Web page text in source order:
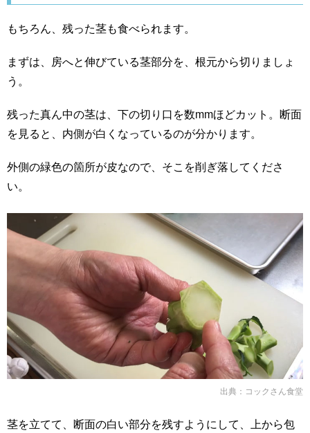
もちろん、残った茎も食べられます。
まずは、房へと伸びている茎部分を、根元から切りましょ
う。
残った真ん中の茎は、下の切り口を数mmほどカット。断面
を見ると、内側が白くなっているのが分かります。
外側の緑色の箇所が皮なので、そこを削ぎ落してくださ
い。
出典： コックさん食堂
茎を立てて、断面の白い部分を残すようにして、上から包